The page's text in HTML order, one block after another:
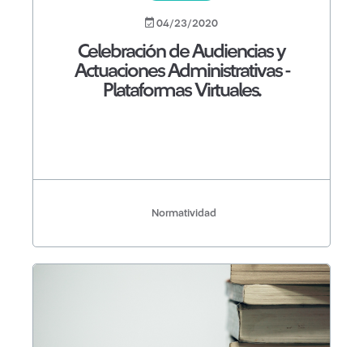
04/23/2020
Celebración de Audiencias y
Actuaciones Administrativas -
Plataformas Virtuales.
Normatividad